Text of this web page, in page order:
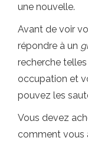
une nouvelle.
Avant de voir
répondre à un
recherche
occupation et
pouvez les
Vous devez
comment vous